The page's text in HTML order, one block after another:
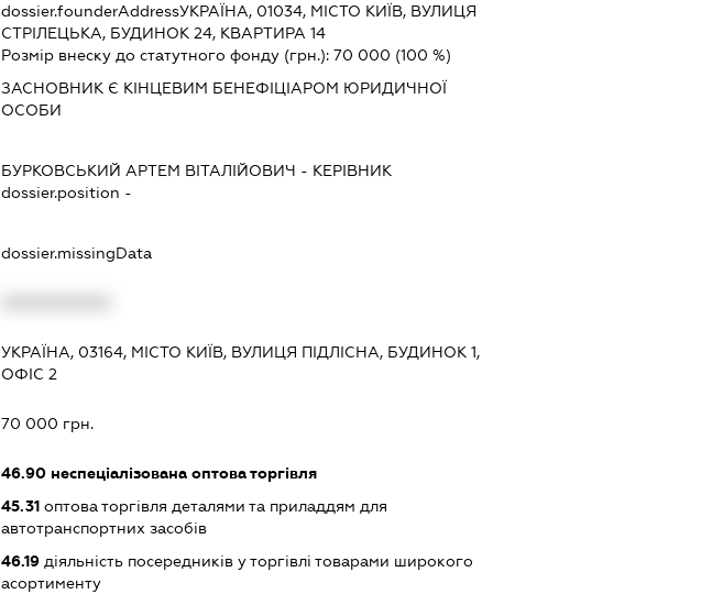
dossier.founderAddressУКРАЇНА, 01034, МІСТО КИЇВ, ВУЛИЦЯ
СТРІЛЕЦЬКА, БУДИНОК 24, КВАРТИРА 14
Розмір внеску до статутного фонду (грн.): 70 000 (100 %)
ЗАСНОВНИК Є КІНЦЕВИМ БЕНЕФІЦІАРОМ ЮРИДИЧНОЇ
ОСОБИ
БУРКОВСЬКИЙ АРТЕМ ВІТАЛІЙОВИЧ - КЕРІВНИК
dossier.position -
dossier.missingData
УКРАЇНА, 03164, МІСТО КИЇВ, ВУЛИЦЯ ПІДЛІСНА, БУДИНОК 1,
ОФІС 2
70 000 грн.
46.90неспеціалізована оптова торгівля
45.31оптова торгівля деталями та приладдям для
автотранспортних засобів
46.19діяльність посередників у торгівлі товарами широкого
асортименту